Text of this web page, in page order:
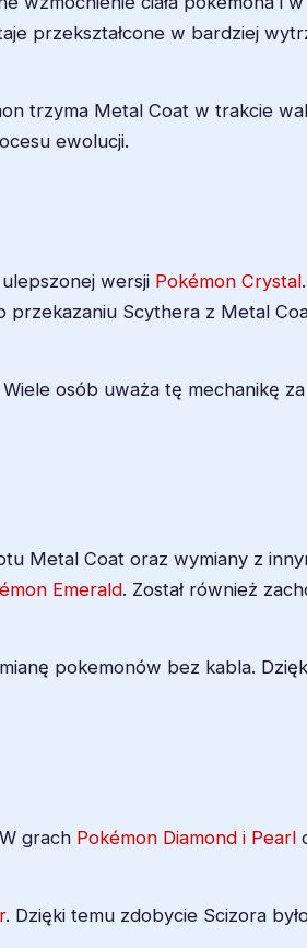
przekształcone w bardziej
trzyma Metal Coat w trakcie
ewolucji.
wersji Pokémon Crystal
przekazaniu Scythera z Metal
osób uważa tę mechanikę
Metal Coat oraz wymiany z
Emerald. Został również
pokemonów bez kabla.
grach Pokémon Diamond i Pearl
. Dzięki temu zdobycie Scizora